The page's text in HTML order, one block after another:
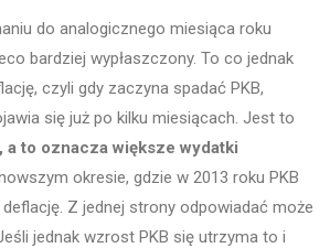
do analogicznego miesiąca roku
bardziej wypłaszczony. To co jednak
czyli gdy zaczyna spadać PKB,
się już po kilku miesiącach. Jest to
to oznacza większe wydatki
okresie, gdzie w 2013 roku PKB
Z jednej strony odpowiadać może
jednak wzrost PKB się utrzyma to i